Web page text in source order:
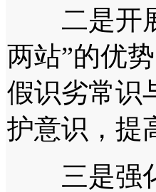
二是开展
两站”的优
假识劣常识
护意识，提
三是强化